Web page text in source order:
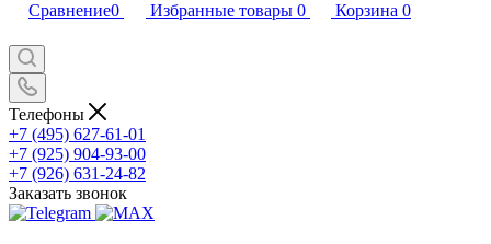
Сравнение0 Избранные товары 0 Корзина 0
Телефоны
+7 (495) 627-61-01
+7 (925) 904-93-00
+7 (926) 631-24-82
Заказать звонок